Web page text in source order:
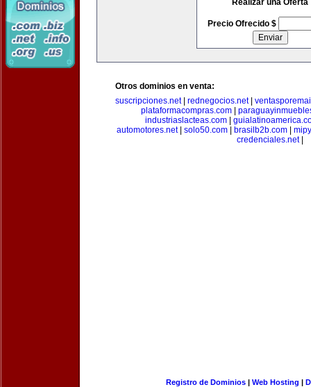
Realizar una Oferta
Precio Ofrecido $
Otros dominios en venta:
suscripciones.net| rednegocios.net|
plataformacompras.com
industriaslacteas.com
automotores.net| solo50.com brasilb2b.com
credenciales.net|
Registro de Dominios| Web Hosting |